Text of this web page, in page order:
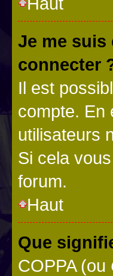
Je me suis
connecter
Il est
compte. En
utilisateurs
Si cela
forum.
Haut
Que
COPPA (ou